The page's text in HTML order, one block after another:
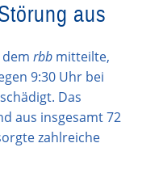
aus
rbb mitteilte,
9:30 Uhr bei
Das
aus insgesamt 72
zahlreiche